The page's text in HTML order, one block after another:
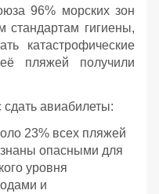
96% морских зон
стандартам гигиены,
катастрофические
пляжей получили
сдать авиабилеты:
23% всех пляжей
опасными для
уровня
и